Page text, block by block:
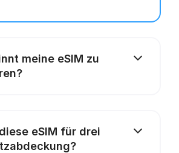
meine eSIM zu
eSIM für drei